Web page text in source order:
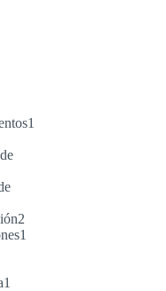
1
2
1
1